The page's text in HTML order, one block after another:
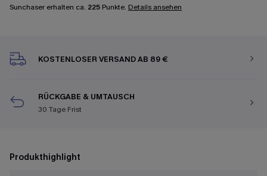
Sunchaser erhalten ca. 225 Punkte. Details ansehen
KOSTENLOSER VERSAND AB 89 €
RÜCKGABE & UMTAUSCH
30 Tage Frist
Produkthighlight